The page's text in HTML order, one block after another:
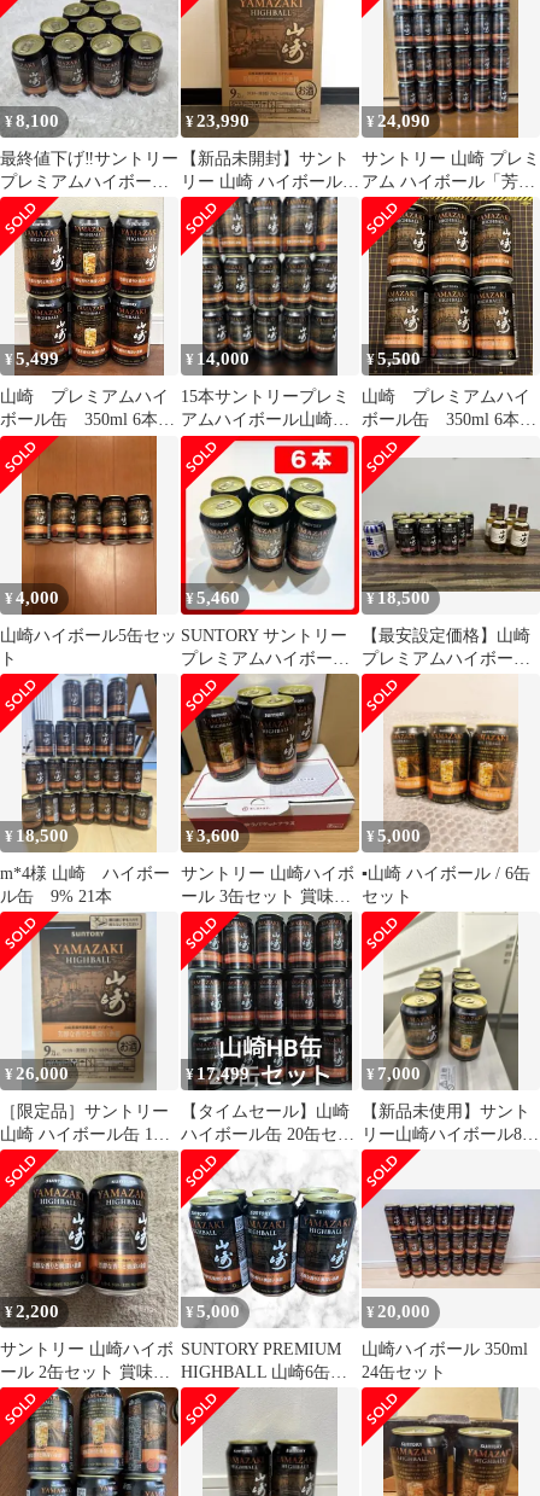
¥8,100
最終値下げ‼️サントリー
プレミアムハイボール
山崎 350ml 10缶セット
¥23,990
【新品未開封】サント
リー 山崎 ハイボール缶
350ml×24缶 ケース
¥ 24,090
サントリー 山崎 プレミ
アム ハイボール「芳醇
な香りと奥深い余韻」
缶24本セット
¥5,499
山崎 プレミアムハイ
ボール缶 350ml 6本セ
ット
¥ 14,000
15本サントリープレミ
アムハイボール山崎
〈芳醇な香りと奥深い
余韻〉350ml缶
¥5,500
山崎 プレミアムハイ
ボール缶 350ml 6本セ
ット
¥4,000
山崎ハイボール5缶セッ
ト
¥5,460
SUNTORY サントリー
プレミアムハイボール
山崎 350ml缶 6本セッ
ト
¥18,500
【最安設定価格】山崎
プレミアムハイボール
12缶＆ミニボトル
180ml×4本
¥ 18,500
m*4様 山崎 ハイボー
ル缶 9% 21本
¥3,600
サントリー 山崎ハイボ
ール 3缶セット 賞味期
限2026.07
¥5,000
▪️山崎 ハイボール / 6缶
セット
¥ 26,000
［限定品］サントリー
山崎 ハイボール缶 1ケ
ース 新品未開封
¥17,499
【タイムセール】山崎
ハイボール缶 20缶セッ
ト 24時間以内発送
¥ 7,000
【新品未使用】サント
リー山崎ハイボール8缶
セット
¥2,200
サントリー 山崎ハイボ
ール 2缶セット 賞味期
限2026/7
¥5,000
SUNTORY PREMIUM
HIGHBALL 山崎6缶セ
ット
¥ 20,000
山崎ハイボール 350ml
24缶セット